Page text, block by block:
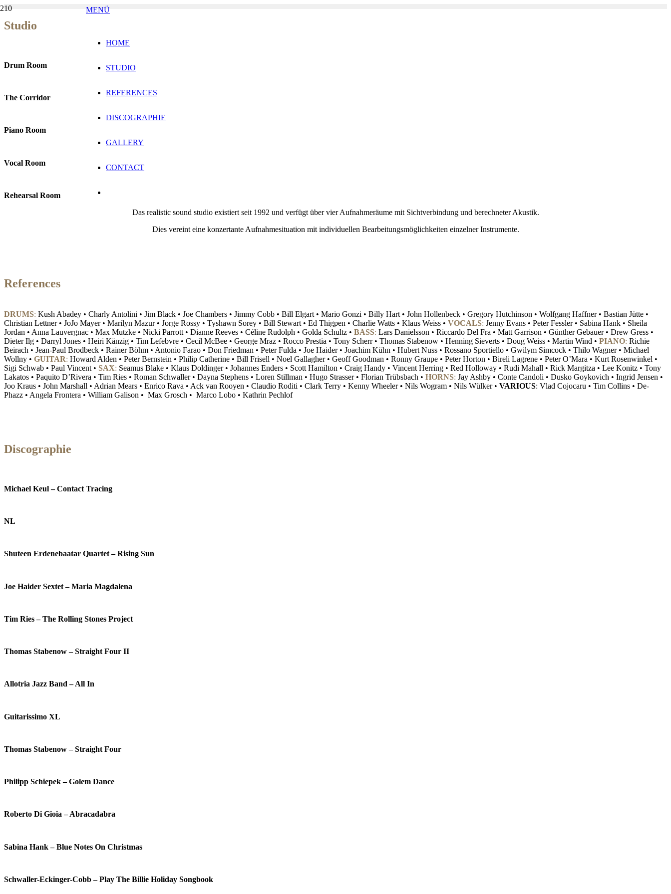
MENÜ
HOME
STUDIO
REFERENCES
DISCOGRAPHIE
GALLERY
CONTACT
Studio
Drum Room
The Corridor
Piano Room
Vocal Room
Rehearsal Room
Das realistic sound studio existiert seit 1992 und verfügt über vier Aufnahmeräume mit Sichtverbindung und berechneter Akustik.
Dies vereint eine konzertante Aufnahmesituation mit individuellen Bearbeitungsmöglichkeiten einzelner Instrumente.
References
DRUMS: Kush Abadey • Charly Antolini • Jim Black • Joe Chambers • Jimmy Cobb • Bill Elgart • Mario Gonzi • Billy Hart • John Hollenbeck • Gregory Hutchinson • Wolfgang Haffner • Bastian Jütte •
Christian Lettner • JoJo Mayer • Marilyn Mazur • Jorge Rossy • Tyshawn Sorey • Bill Stewart • Ed Thigpen • Charlie Watts • Klaus Weiss • VOCALS: Jenny Evans • Peter Fessler • Sabina Hank • Sheila
Jordan • Anna Lauvergnac • Max Mutzke • Nicki Parrott • Dianne Reeves • Céline Rudolph • Golda Schultz • BASS: Lars Danielsson • Riccardo Del Fra • Matt Garrison • Günther Gebauer • Drew Gress •
Dieter Ilg • Darryl Jones • Heiri Känzig • Tim Lefebvre • Cecil McBee • George Mraz • Rocco Prestia • Tony Scherr • Thomas Stabenow • Henning Sieverts • Doug Weiss • Martin Wind • PIANO: Richie
Beirach • ‪Jean-Paul Brodbeck‬ • Rainer Böhm • Antonio Farao • Don Friedman • Peter Fulda • Joe Haider • Joachim Kühn • Hubert Nuss • Rossano Sportiello • Gwilym Simcock • Thilo Wagner • Michael
Wollny • GUITAR: Howard Alden • Peter Bernstein • Philip Catherine • Bill Frisell • Noel Gallagher • Geoff Goodman • Ronny Graupe • Peter Horton • Bireli Lagrene • Peter O’Mara • Kurt Rosenwinkel •
Sigi Schwab • Paul Vincent • SAX:‪ ‬Seamus Blake • Klaus Doldinger • Johannes Enders • Scott Hamilton • Craig Handy • Vincent Herring • Red Holloway • Rudi Mahall • Rick Margitza • Lee Konitz • Tony
Lakatos • Paquito D’Rivera • Tim Ries • Roman Schwaller • Dayna Stephens • Loren Stillman • Hugo Strasser • Florian Trübsbach • HORNS: Jay Ashby • Conte Candoli • Dusko Goykovich • Ingrid Jensen •
Joo Kraus • John Marshall • Adrian Mears • Enrico Rava • Ack van Rooyen • Claudio Roditi • Clark Terry • Kenny Wheeler • Nils Wogram • Nils Wülker • VARIOUS: Vlad Cojocaru • Tim Collins • De-
Phazz • Angela Frontera • William Galison • Max Grosch • Marco Lobo • Kathrin Pechlof
Discographie
Michael Keul – Contact Tracing
NL
Shuteen Erdenebaatar Quartet – Rising Sun
Joe Haider Sextet – Maria Magdalena
Tim Ries – The Rolling Stones Project
Thomas Stabenow – Straight Four II
Allotria Jazz Band – All In
Guitarissimo XL
Thomas Stabenow – Straight Four
Philipp Schiepek – Golem Dance
Roberto Di Gioia – Abracadabra
Sabina Hank – Blue Notes On Christmas
Schwaller-Eckinger-Cobb – Play The Billie Holiday Songbook